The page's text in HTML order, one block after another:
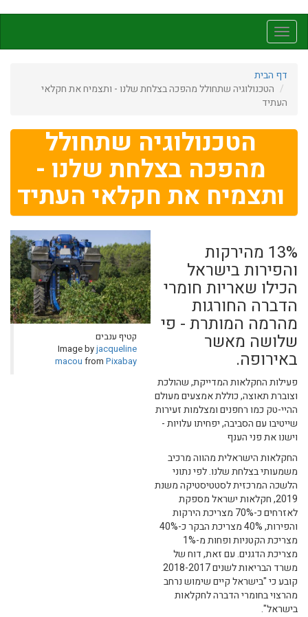
לתוכן
העיקריToggle
navigation
דף הבית
הטכנולוגיה שתחולל מהפכה בצלחת שלנו - ותצמיח את חקלאי
העתיד
הטכנולוגיה שתחולל
מהפכה בצלחת שלנו -
ותצמיח את חקלאי העתיד
13% מהירקות
והפירות בישראל
הכילו שאריות חומרי
הדברה החורגות
מהרמה המותרת - פי
שלושה מאשר
באירופה.
פעילות החקלאות המדייקת, שהולכת
וצוברת תאוצה, כוללת אמצעים מעולם
ההיי-טק כמו רחפנים ומצלמות זעירות
שייטיבו עם הסביבה, יפחיתו עלויות -
וישנו את פני הענף
החקלאות הישראלית מהווה מרכיב
משמעותי בצלחת שלנו. לפי נתוני
הלשכה המרכזית לסטטיסטיקה משנת
2019, חקלאות ישראל מספקת
לאזרחים כ-70% מצריכת הירקות
והפירות, 40% מצריכת הבקר כ-40%
מצריכת הקטניות ופחות מ-1%
מצריכת הדגנים. עם זאת, דוח של
משרד הבריאות לשנים 2018-2017
קובע כי "בישראל קיים שימוש נרחב
מהרצוי בחומרי הדברה לחקלאות
בישראל".
קטיף ענבים
Image byjacqueline
macou from Pixabay